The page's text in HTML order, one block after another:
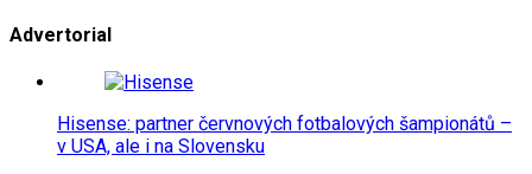
Advertorial
Hisense: partner červnových fotbalových šampionátů –
v USA, ale i na Slovensku